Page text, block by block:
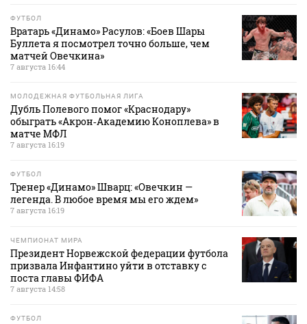
ФУТБОЛ
Вратарь «Динамо» Расулов: «Боев Шары
Буллета я посмотрел точно больше, чем
матчей Овечкина»
7 августа 16:44
МОЛОДЕЖНАЯ ФУТБОЛЬНАЯ ЛИГА
Дубль Полевого помог «Краснодару»
обыграть «Акрон‑Академию Коноплева» в
матче МФЛ
7 августа 16:19
ФУТБОЛ
Тренер «Динамо» Шварц: «Овечкин —
легенда. В любое время мы его ждем»
7 августа 16:19
ЧЕМПИОНАТ МИРА
Президент Норвежской федерации футбола
призвала Инфантино уйти в отставку с
поста главы ФИФА
7 августа 14:58
ФУТБОЛ